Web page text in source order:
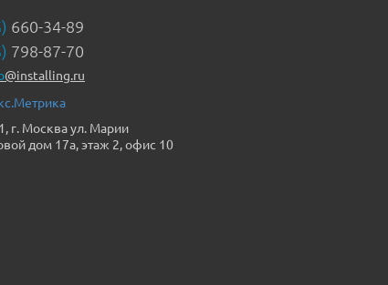
660-34-89
798-87-70
@installing.ru
г. Москва ул. Марии
дом 17а, этаж 2, офис 10